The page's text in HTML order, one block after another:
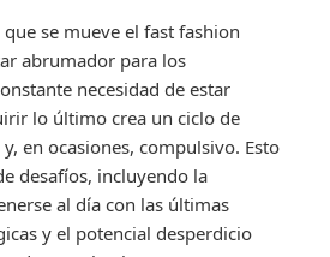
se mueve el fast fashion
abrumador para los
necesidad de estar
lo último crea un ciclo de
en ocasiones, compulsivo. Esto
desafíos, incluyendo la
al día con las últimas
y el potencial desperdicio